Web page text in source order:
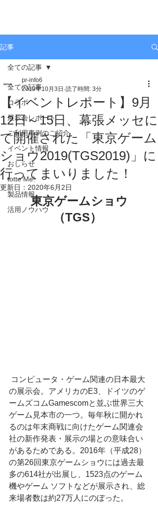
記事
全ての記事
コラボ
展示会レポート
ご利用事例のご紹介
イベント情報
おしらせ
totte Me!
製品情報
活用ノウハウ
全ての記事
【イベントレポート】9月
12日～15日、幕張メッセに
て開催された「東京ゲーム
ショウ2019(TGS2019)」に
行ってまいりました！
pr-info6
2019年10月3日 読了時間: 3分
更新日： 2020年6月2日
東京ゲームショウ
（TGS）
の展示会。アメリカのE3、ドイツのゲ
ームズコムGamescomと並ぶ世界三大
ゲーム見本市の一つ。毎年秋に開かれ
るのは年末商戦に向けたゲーム関連会
社の新作発表・展示の場との意味合い
があるためである。2016年（平成28）
の第26回東京ゲームショウには過去最
多の614社が出展し、1523点のゲーム
機やゲーム ソフトなどが展示され、総
来場者数は約27万人にのぼった。